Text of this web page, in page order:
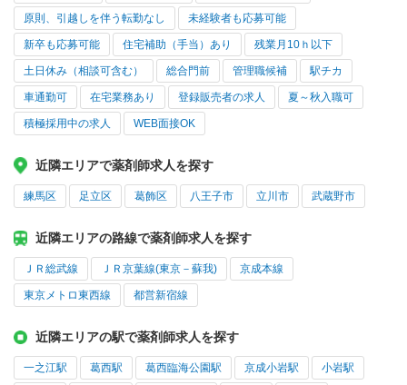
原則、引越しを伴う転勤なし 未経験者も応募可能
新卒も応募可能 住宅補助（手当）あり 残業月10ｈ以下
土日休み（相談可含む） 総合門前 管理職候補 駅チカ
車通勤可 在宅業務あり 登録販売者の求人 夏～秋入職可
積極採用中の求人 WEB面接OK
近隣エリアで薬剤師求人を探す
練馬区 足立区 葛飾区 八王子市 立川市 武蔵野市
近隣エリアの路線で薬剤師求人を探す
ＪＲ総武線 ＪＲ京葉線(東京－蘇我) 京成本線
東京メトロ東西線 都営新宿線
近隣エリアの駅で薬剤師求人を探す
一之江駅 葛西駅 葛西臨海公園駅 京成小岩駅 小岩駅